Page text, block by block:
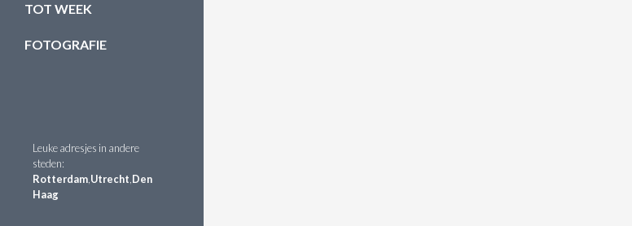
TOT WEEK
FOTOGRAFIE
Leuke adresjes in andere
steden:
Rotterdam Utrecht Den
Haag